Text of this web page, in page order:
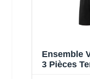
Ensemble
3 Pièces